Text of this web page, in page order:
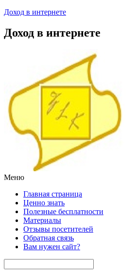
Доход в интернете
Доход в интернете
Меню
Главная страница
Ценно знать
Полезные бесплатности
Материалы
Отзывы посетителей
Обратная связь
Вам нужен сайт?